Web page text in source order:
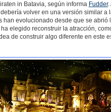
in Batavia, según informa Fudder.
volver en una versión similar
evolucionado desde que se abrió
elegido reconstruir la atracción,
de construir algo diferente en este